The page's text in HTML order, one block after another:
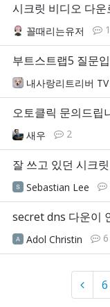
시크릿 비디오 다운
꼴때리는유저 1
부트스트랩5 질문
내사랑리트리버 TV
오토클릭 문의드립
새우 2
잘 쓰고 있던 시크
Sebastian Lee
secret dns 다운이
Adol Christin 6
6